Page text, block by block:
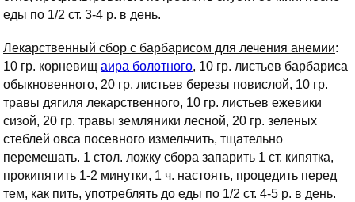
еды по 1/2 ст. 3-4 р. в день.
Лекарственный сбор с барбарисом для лечения анемии:
10 гр. корневищ аира болотного, 10 гр. листьев барбариса
обыкновенного, 20 гр. листьев березы повислой, 10 гр.
травы дягиля лекарственного, 10 гр. листьев ежевики
сизой, 20 гр. травы земляники лесной, 20 гр. зеленых
стеблей овса посевного измельчить, тщательно
перемешать. 1 стол. ложку сбора запарить 1 ст. кипятка,
прокипятить 1-2 минутки, 1 ч. настоять, процедить перед
тем, как пить, употреблять до еды по 1/2 ст. 4-5 р. в день.